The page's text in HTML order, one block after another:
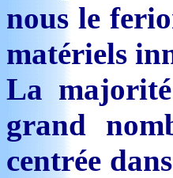
nous le
matériels
La
grand
centrée